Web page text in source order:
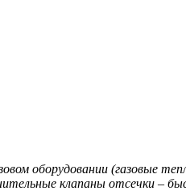
оборудовании (газовые
клапаны отсечки –